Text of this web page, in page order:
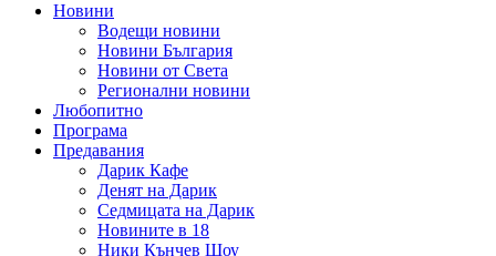
Новини
Водещи новини
Новини България
Новини от Света
Регионални новини
Любопитно
Програма
Предавания
Дарик Кафе
Денят на Дарик
Седмицата на Дарик
Новините в 18
Ники Кънчев Шоу